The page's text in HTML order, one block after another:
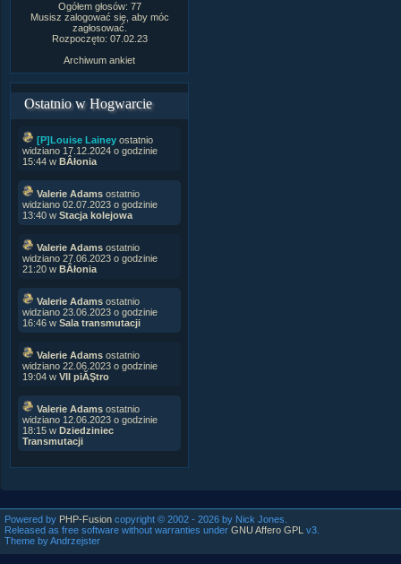
Ogółem głosów: 77
Musisz zalogować się, aby móc
zagłosować.
Rozpoczęto: 07.02.23
Archiwum ankiet
Ostatnio w Hogwarcie
[P]Louise Lainey ostatnio
widziano 17.12.2024 o godzinie
15:44 w BÂłonia
Valerie Adams ostatnio
widziano 02.07.2023 o godzinie
13:40 w Stacja kolejowa
Valerie Adams ostatnio
widziano 27.06.2023 o godzinie
21:20 w BÂłonia
Valerie Adams ostatnio
widziano 23.06.2023 o godzinie
16:46 w Sala transmutacji
Valerie Adams ostatnio
widziano 22.06.2023 o godzinie
19:04 w VII piĂŞtro
Valerie Adams ostatnio
widziano 12.06.2023 o godzinie
18:15 w Dziedziniec
Transmutacji
Powered by PHP-Fusion copyright © 2002 - 2026 by Nick Jones.
Released as free software without warranties under GNU Affero GPL
v3.
Theme by Andrzejster